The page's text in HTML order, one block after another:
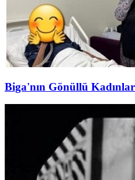
Biga'nın Gönüllü